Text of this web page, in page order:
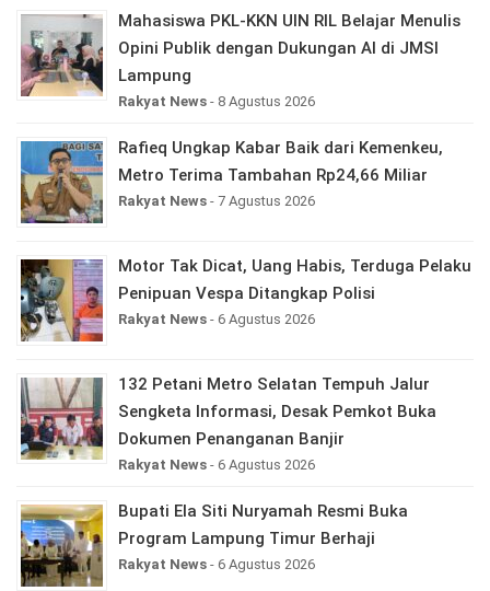
Mahasiswa PKL-KKN UIN RIL Belajar Menulis
Opini Publik dengan Dukungan AI di JMSI
Lampung
Rakyat News - 8 Agustus 2026
Rafieq Ungkap Kabar Baik dari Kemenkeu,
Metro Terima Tambahan Rp24,66 Miliar
Rakyat News - 7 Agustus 2026
Motor Tak Dicat, Uang Habis, Terduga Pelaku
Penipuan Vespa Ditangkap Polisi
Rakyat News - 6 Agustus 2026
132 Petani Metro Selatan Tempuh Jalur
Sengketa Informasi, Desak Pemkot Buka
Dokumen Penanganan Banjir
Rakyat News - 6 Agustus 2026
Bupati Ela Siti Nuryamah Resmi Buka
Program Lampung Timur Berhaji
Rakyat News - 6 Agustus 2026